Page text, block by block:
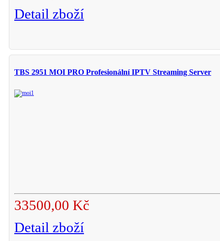
Detail zboží
TBS 2951 MOI PRO Profesionální IPTV Streaming Server
33500,00 Kč
Detail zboží